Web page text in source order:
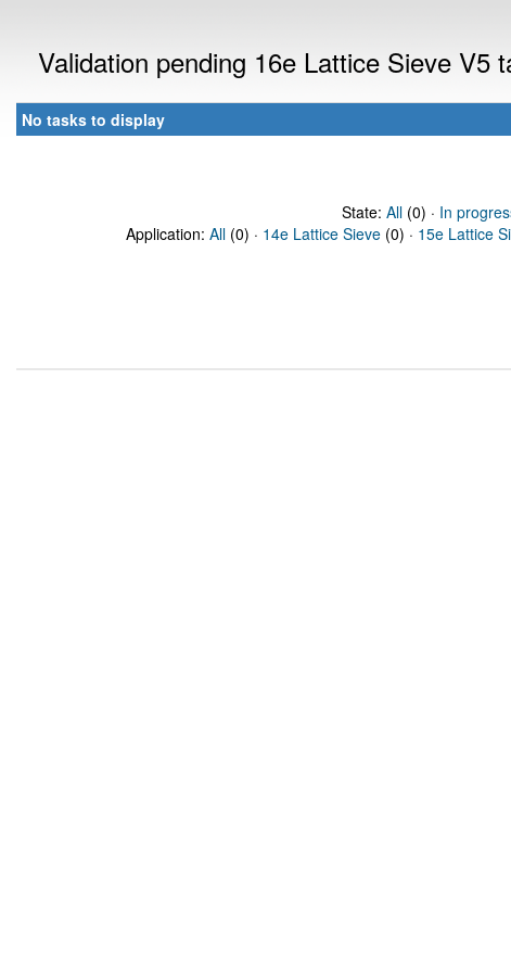
Validation pending 16e Lattice Sieve V5
No tasks to display
State: All(0) · In
Application: All (0) · 14e Lattice Sieve (0) · 15e Lattice